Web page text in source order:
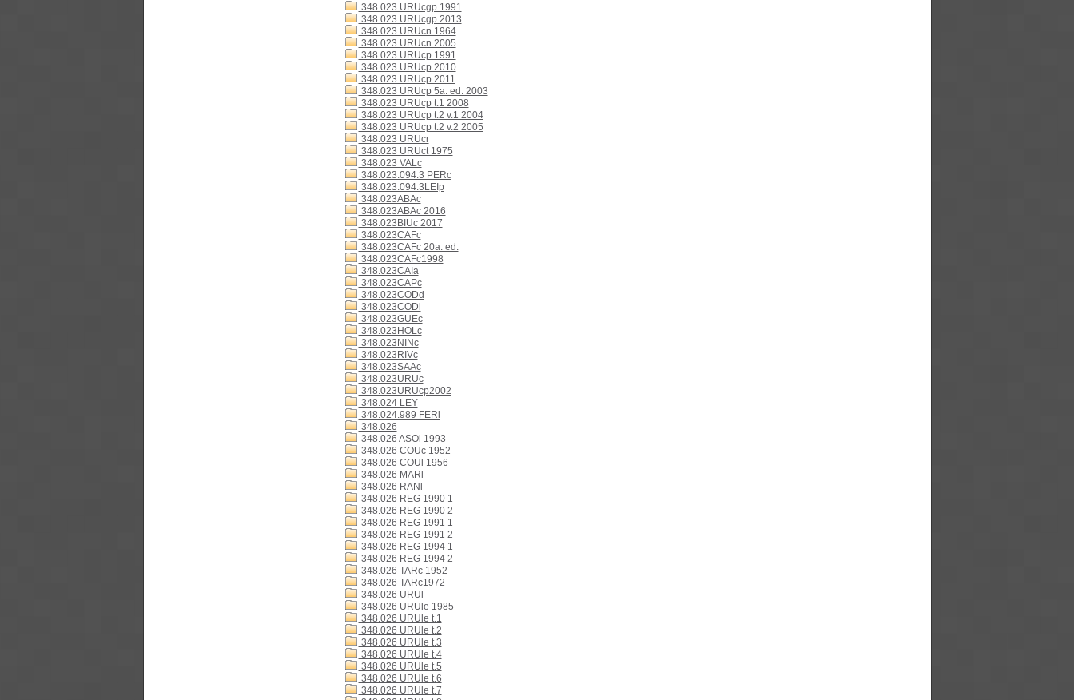
348.023 URUcgp 1991
348.023 URUcgp 2013
348.023 URUcn 1964
348.023 URUcn 2005
348.023 URUcp 1991
348.023 URUcp 2010
348.023 URUcp 2011
348.023 URUcp 5a. ed. 2003
348.023 URUcp t.1 2008
348.023 URUcp t.2 v.1 2004
348.023 URUcp t.2 v.2 2005
348.023 URUcr
348.023 URUct 1975
348.023 VALc
348.023.094.3 PERc
348.023.094.3LEIp
348.023ABAc
348.023ABAc 2016
348.023BIUc 2017
348.023CAFc
348.023CAFc 20a. ed.
348.023CAFc1998
348.023CAIa
348.023CAPc
348.023CODd
348.023CODi
348.023GUEc
348.023HOLc
348.023NINc
348.023RIVc
348.023SAAc
348.023URUc
348.023URUcp2002
348.024 LEY
348.024.989 FERl
348.026
348.026 ASOl 1993
348.026 COUc 1952
348.026 COUl 1956
348.026 MARl
348.026 RANl
348.026 REG 1990 1
348.026 REG 1990 2
348.026 REG 1991 1
348.026 REG 1991 2
348.026 REG 1994 1
348.026 REG 1994 2
348.026 TARc 1952
348.026 TARc1972
348.026 URUl
348.026 URUle 1985
348.026 URUle t.1
348.026 URUle t.2
348.026 URUle t.3
348.026 URUle t.4
348.026 URUle t.5
348.026 URUle t.6
348.026 URUle t.7